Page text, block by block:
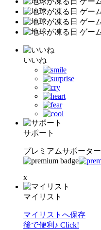
いいね
サポート
プレミアムサポーター
x
マイリスト
マイリストへ保存
後で便利♪ Click!